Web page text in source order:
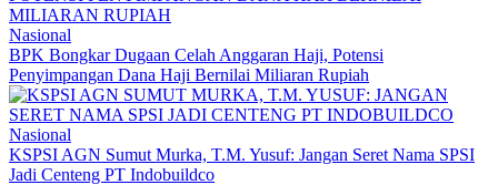
Nasional
BPK Bongkar Dugaan Celah Anggaran Haji, Potensi
Penyimpangan Dana Haji Bernilai Miliaran Rupiah
Nasional
KSPSI AGN Sumut Murka, T.M. Yusuf: Jangan Seret Nama SPSI
Jadi Centeng PT Indobuildco